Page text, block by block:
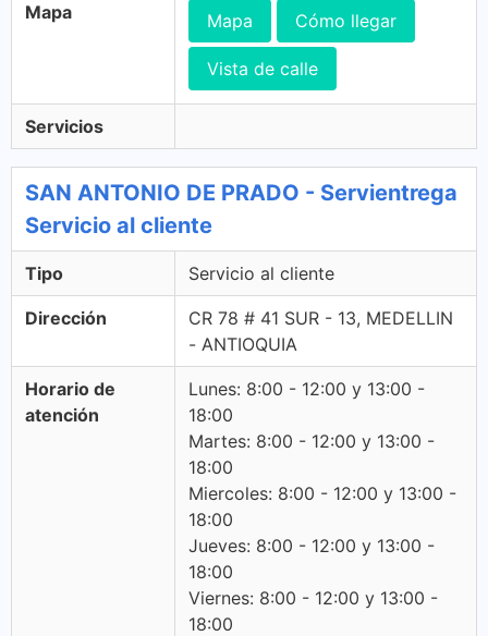
Mapa Mapa Cómo llegar
Vista de calle
Servicios
SAN ANTONIO DE PRADO - Servientrega
Servicio al cliente
Tipo Servicio al cliente
Dirección
CR 78 # 41 SUR - 13, MEDELLIN
- ANTIOQUIA
Horario de
atención
Lunes: 8:00 - 12:00 y 13:00 -
18:00
Martes: 8:00 - 12:00 y 13:00 -
18:00
Miercoles: 8:00 - 12:00 y 13:00 -
18:00
Jueves: 8:00 - 12:00 y 13:00 -
18:00
Viernes: 8:00 - 12:00 y 13:00 -
18:00